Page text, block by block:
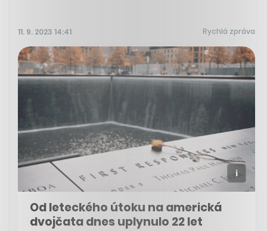
11. 9. 2023 14:41 Rychlá zpráva
Od leteckého útoku na americká
dvojčata dnes uplynulo 22 let